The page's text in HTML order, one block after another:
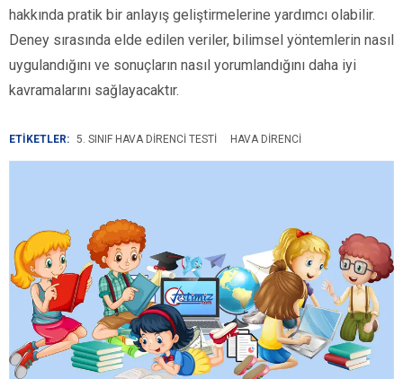
hakkında pratik bir anlayış geliştirmelerine yardımcı olabilir.
Deney sırasında elde edilen veriler, bilimsel yöntemlerin nasıl
uygulandığını ve sonuçların nasıl yorumlandığını daha iyi
kavramalarını sağlayacaktır.
ETİKETLER: 5. SINIF HAVA DIRENCI TESTI HAVA DIRENCI